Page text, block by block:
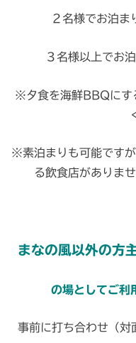
２名様でお
３名様以上で
※夕食を海鮮BBQにす
※素泊まりも可能です
る飲食店がありま
まなの風以外の方
の場としてご利
事前に打ち合わせ（